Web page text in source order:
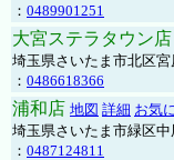
： 0489901251
大宮ステラタウン店
埼玉県さいたま市北区
： 0486618366
浦和店 地図 詳細 お気
埼玉県さいたま市緑区中
： 0487124811